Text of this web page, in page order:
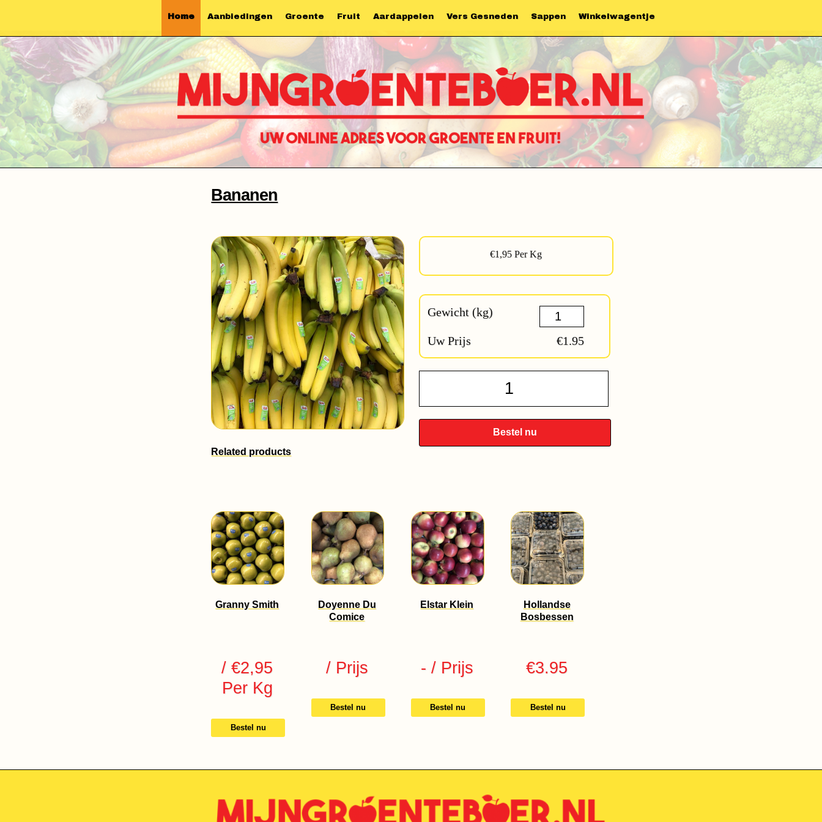
Home Aanbiedingen Groente Fruit Aardappelen Vers Gesneden Sappen Winkelwagentje
Bananen
€1,95 Per Kg
Gewicht (kg)
Uw Prijs €1.95
Bestel nu
Related products
Granny Smith
/ €2,95
Per Kg
Bestel nu
Doyenne Du
Comice
/ Prijs
Bestel nu
Elstar Klein
- / Prijs
Bestel nu
Hollandse
Bosbessen
€3.95
Bestel nu